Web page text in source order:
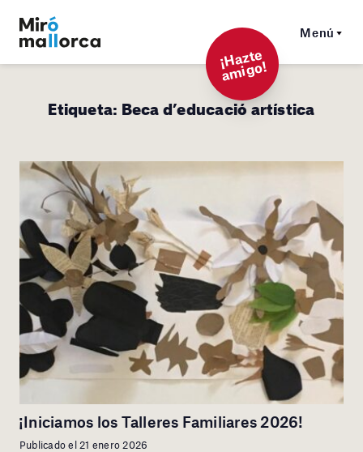
Menú
¡
Hazt
e
a
mi
g
o!
Etiqueta: Beca d’educació artística
¡Iniciamos los Talleres Familiares 2026!
Publicado el 21 enero 2026